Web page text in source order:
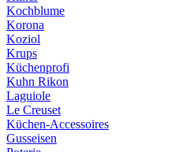
Kochblume
Korona
Koziol
Krups
Küchenprofi
Kuhn Rikon
Laguiole
Le Creuset
Küchen-Accessoires
Gusseisen